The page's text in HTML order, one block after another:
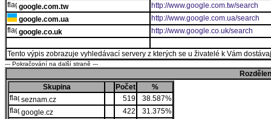
google.com.tw
http://www.google.com.tw/search
google.com.ua
http://www.google.com.ua/search
google.co.uk
http://www.google.co.uk/search
Tento výpis zobrazuje vyhledávací servery z kterých se u živatelé k Vám
--- Pokračování na další straně ---
Skupina
Počet
%
seznam.cz
519
38.587%
google.cz
422
31.375%